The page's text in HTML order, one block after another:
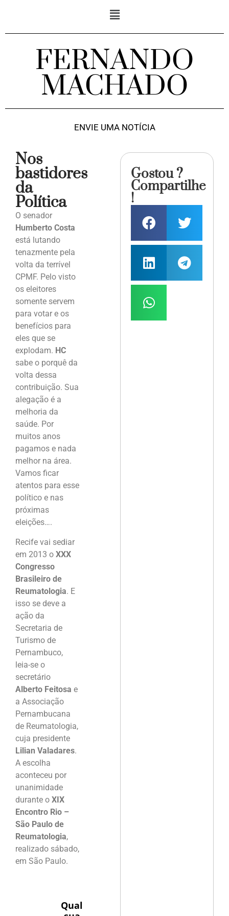
FERNANDO
MACHADO
ENVIE UMA NOTÍCIA
Nos
bastidores
da
Política
O senador
Humberto Costa
está lutando
tenazmente pela
volta da terrível
CPMF. Pelo visto
os eleitores
somente servem
para votar e os
benefícios para
eles que se
explodam. HC
sabe o porquê da
volta dessa
contribuição. Sua
alegação é a
melhoria da
saúde. Por
muitos anos
pagamos e nada
melhor na área.
Vamos ficar
atentos para esse
político e nas
próximas
eleições….
Recife vai sediar
em 2013 o XXX
Congresso
Brasileiro de
Reumatologia. E
isso se deve a
ação da
Secretaria de
Turismo de
Pernambuco,
leia-se o
secretário
Alberto Feitosa e
a Associação
Pernambucana
de Reumatologia,
cuja presidente
Lilian Valadares.
A escolha
aconteceu por
unanimidade
durante o XIX
Encontro Rio –
São Paulo de
Reumatologia,
realizado sábado,
em São Paulo.
Qual
Gostou ?
Compartilhe
!